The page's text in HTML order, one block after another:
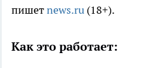
пишетnews.ru (18+).
Как это работает: